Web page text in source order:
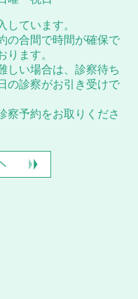
ています。
の合間で時間が確保で
ります。
しい場合は、診察待ち
の診察がお引き受けで
察予約をお取りくださ